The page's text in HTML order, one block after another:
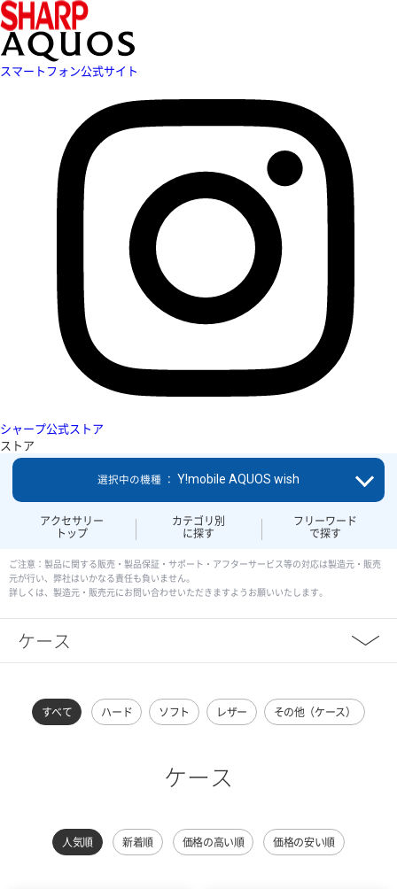
スマートフォン公式サイト
シャープ公式ストア
ストア
アクセサリー
トップ
カテゴリ別
に探す
フリーワード
で探す
選択中の機種 ： Y!mobile AQUOS wish
ご注意：製品に関する販売・製品保証・サポート・アフターサービス等の対応は製造元・販売
元が行い、弊社はいかなる責任も負いません。
詳しくは、製造元・販売元にお問い合わせいただきますようお願いいたします。
ケース
すべて ハード ソフト レザー その他（ケース）
ケース
人気順 新着順 価格の高い順 価格の安い順